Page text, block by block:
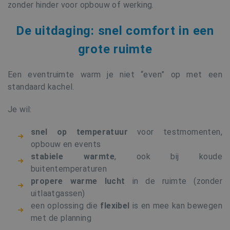
zonder hinder voor opbouw of werking.
De uitdaging: snel comfort in een
grote ruimte
Een eventruimte warm je niet “even” op met een
standaard kachel.
Je wil:
snel op temperatuur voor testmomenten,
opbouw en events
stabiele warmte, ook bij koude
buitentemperaturen
propere warme lucht in de ruimte (zonder
uitlaatgassen)
een oplossing die flexibel is en mee kan bewegen
met de planning